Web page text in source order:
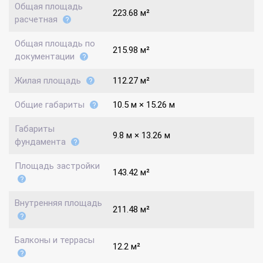
Общая площадь
расчетная
223.68 м²
Общая площадь по
документации
215.98 м²
Жилая площадь 112.27 м²
Общие габариты 10.5 м × 15.26 м
Габариты
фундамента
9.8 м × 13.26 м
Площадь застройки
143.42 м²
Внутренняя площадь
211.48 м²
Балконы и террасы
12.2 м²